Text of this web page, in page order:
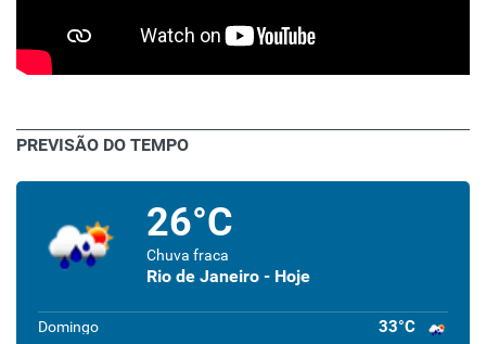
PREVISÃO DO TEMPO
26°C
Chuva fraca
Rio de Janeiro - Hoje
Domingo 33°C